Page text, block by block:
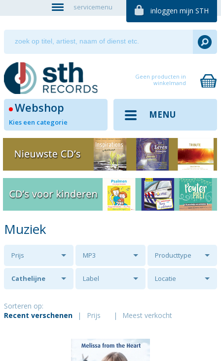
servicemenu inloggen mijn STH
Geen producten in
winkelmand
Webshop
Kies een categorie
MENU
Muziek
Prijs MP3 Producttype
Cathelijne Label Locatie
Sorteren op:
Recent verschenen
| Prijs | Meest verkocht